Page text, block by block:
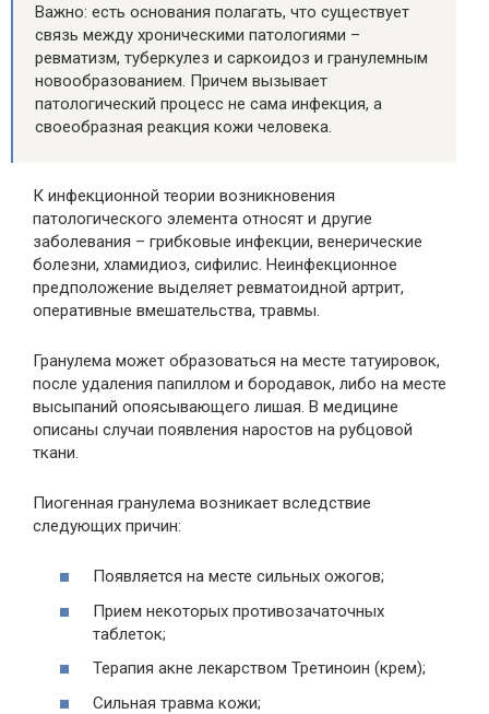
Важно: есть основания полагать, что существует
связь между хроническими патологиями –
ревматизм, туберкулез и саркоидоз и гранулемным
новообразованием. Причем вызывает
патологический процесс не сама инфекция, а
своеобразная реакция кожи человека.
К инфекционной теории возникновения
патологического элемента относят и другие
заболевания – грибковые инфекции, венерические
болезни, хламидиоз, сифилис. Неинфекционное
предположение выделяет ревматоидной артрит,
оперативные вмешательства, травмы.
Гранулема может образоваться на месте татуировок,
после удаления папиллом и бородавок, либо на месте
высыпаний опоясывающего лишая. В медицине
описаны случаи появления наростов на рубцовой
ткани.
Пиогенная гранулема возникает вследствие
следующих причин:
Появляется на месте сильных ожогов;
Прием некоторых противозачаточных
таблеток;
Терапия акне лекарством Третиноин (крем);
Сильная травма кожи;